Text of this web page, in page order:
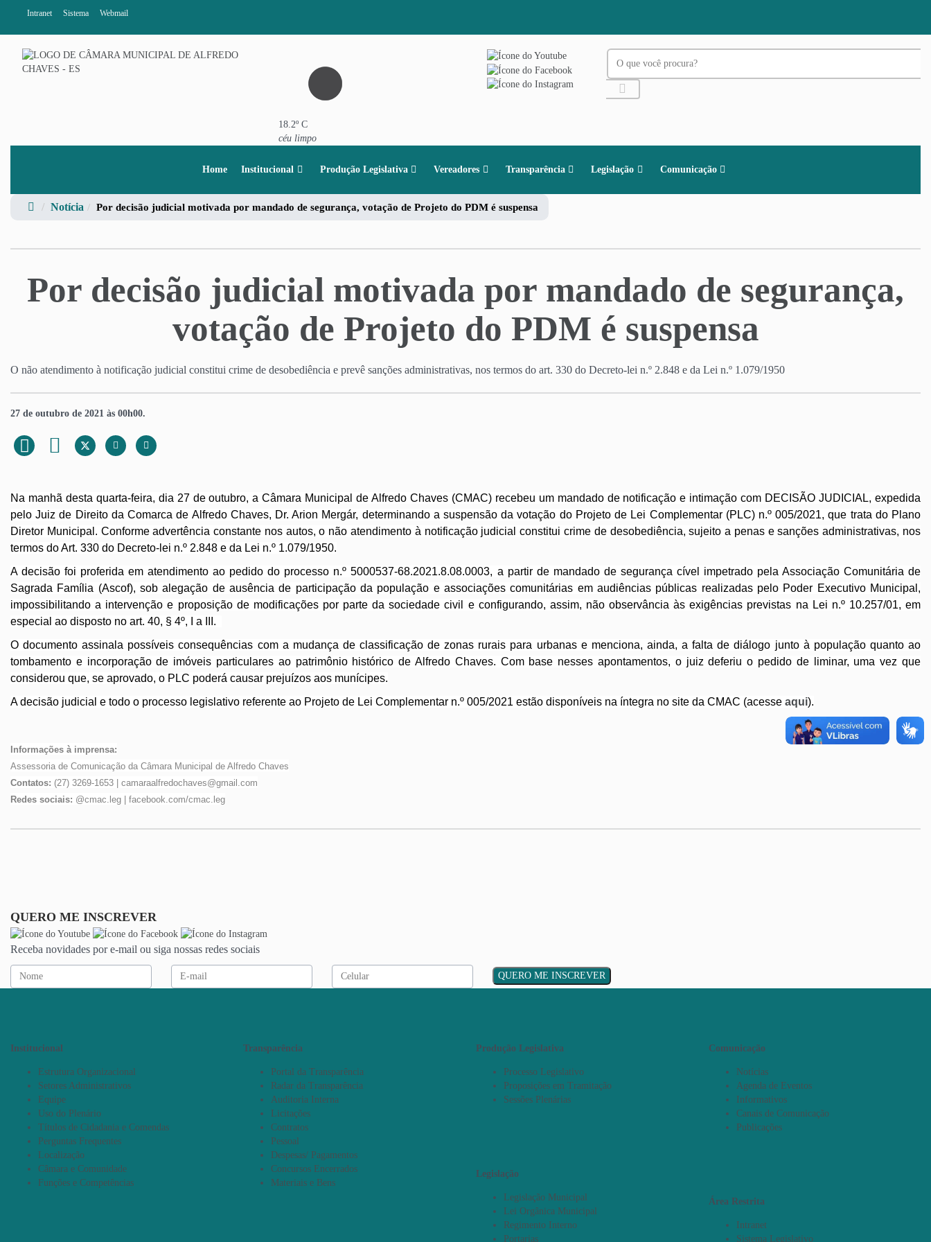
Intranet Sistema Webmail
18.2º C
céu limpo
Home Institucional Produção Legislativa Vereadores Transparência Legislação Comunicação
Notícia Por decisão judicial motivada por mandado de segurança, votação de Projeto do PDM é suspensa
Por decisão judicial motivada por mandado de segurança,
votação de Projeto do PDM é suspensa
O não atendimento à notificação judicial constitui crime de desobediência e prevê sanções administrativas, nos termos do art. 330 do Decreto-lei n.º 2.848 e da Lei n.º 1.079/1950
27 de outubro de 2021 às 00h00.
Na manhã desta quarta-feira, dia 27 de outubro, a Câmara Municipal de Alfredo Chaves (CMAC) recebeu um mandado de notificação e intimação com DECISÃO JUDICIAL, expedida
pelo Juiz de Direito da Comarca de Alfredo Chaves, Dr. Arion Mergár, determinando a suspensão da votação do Projeto de Lei Complementar (PLC) n.º 005/2021, que trata do Plano
Diretor Municipal. Conforme advertência constante nos autos, o não atendimento à notificação judicial constitui crime de desobediência, sujeito a penas e sanções administrativas, nos
termos do Art. 330 do Decreto-lei n.º 2.848 e da Lei n.º 1.079/1950.
A decisão foi proferida em atendimento ao pedido do processo n.º 5000537-68.2021.8.08.0003, a partir de mandado de segurança cível impetrado pela Associação Comunitária de
Sagrada Família (Ascof), sob alegação de ausência de participação da população e associações comunitárias em audiências públicas realizadas pelo Poder Executivo Municipal,
impossibilitando a intervenção e proposição de modificações por parte da sociedade civil e configurando, assim, não observância às exigências previstas na Lei n.º 10.257/01, em
especial ao disposto no art. 40, § 4º, I a III.
O documento assinala possíveis consequências com a mudança de classificação de zonas rurais para urbanas e menciona, ainda, a falta de diálogo junto à população quanto ao
tombamento e incorporação de imóveis particulares ao patrimônio histórico de Alfredo Chaves. Com base nesses apontamentos, o juiz deferiu o pedido de liminar, uma vez que
considerou que, se aprovado, o PLC poderá causar prejuízos aos munícipes.
A decisão judicial e todo o processo legislativo referente ao Projeto de Lei Complementar n.º 005/2021 estão disponíveis na íntegra no site da CMAC (acesse aqui).
Informações à imprensa:
Assessoria de Comunicação da Câmara Municipal de Alfredo Chaves
Contatos: (27) 3269-1653 | camaraalfredochaves@gmail.com
Redes sociais: @cmac.leg | facebook.com/cmac.leg
QUERO ME INSCREVER
Receba novidades por e-mail ou siga nossas redes sociais
Institucional
Estrutura Organizacional
Setores Administrativos
Equipe
Uso do Plenário
Títulos de Cidadania e Comendas
Perguntas Frequentes
Localização
Câmara e Comunidade
Funções e Competências
Transparência
Portal da Transparência
Radar da Transparência
Auditoria Interna
Licitações
Contratos
Pessoal
Despesas/ Pagamentos
Concursos Encerrados
Materiais e Bens
Produção Legislativa
Processo Legislativo
Proposições em Tramitação
Sessões Plenárias
Legislação
Legislação Municipal
Lei Orgânica Municipal
Regimento Interno
Portarias
Comunicação
Notícias
Agenda de Eventos
Informativos
Canais de Comunicação
Publicações
Área Restrita
Intranet
Sistema Legislativo